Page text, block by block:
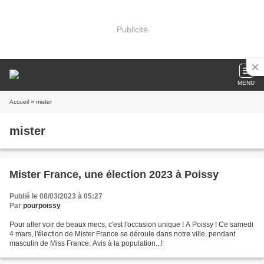
Publicité
MENU
Accueil » mister
mister
Mister France, une élection 2023 à Poissy
Publié le 08/03/2023 à 05:27
Par pourpoissy
Pour aller voir de beaux mecs, c'est l'occasion unique ! A Poissy ! Ce samedi
4 mars, l'élection de Mister France se déroule dans notre ville, pendant
masculin de Miss France. Avis à la population...!